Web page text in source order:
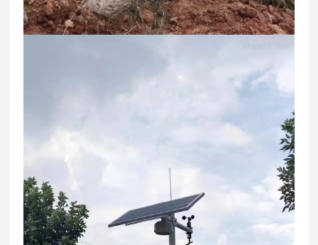
数据
下载
支持U盘导出测量数据
执行
Q/AML28-2017 VOCS超标报警传感装置（挥发性
质量
保证
质保期壹年，保修期内免费维修。